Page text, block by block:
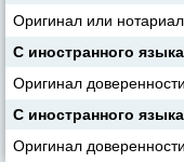
Оригинал или
С иностранного
Оригинал
С иностранного
Оригинал